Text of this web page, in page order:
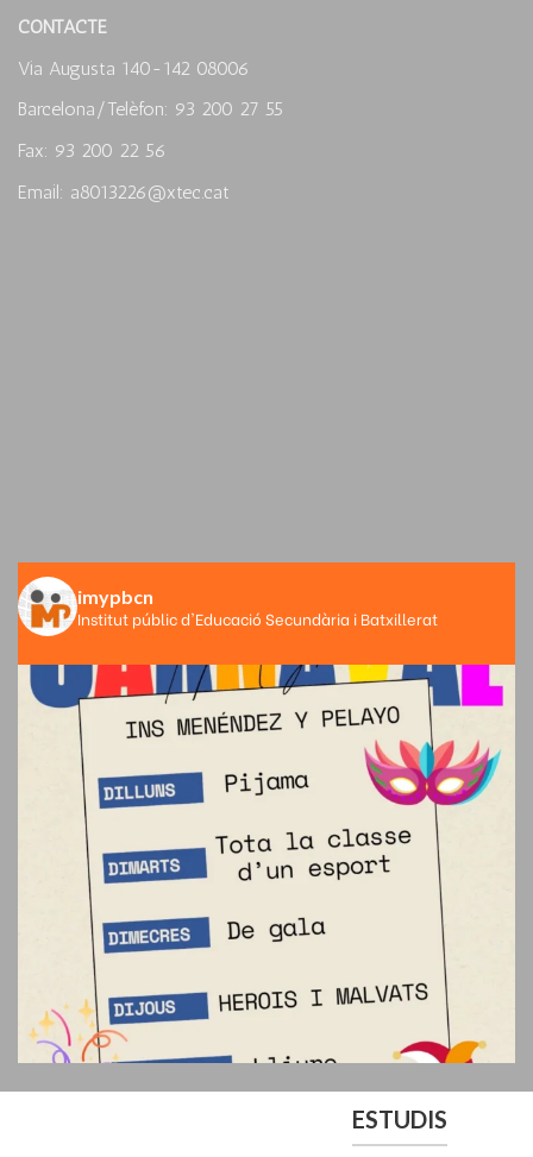
CONTACTE
Via Augusta 140-142 08006
Barcelona/Telèfon: 93 200 27 55
Fax: 93 200 22 56
Email: a8013226@xtec.cat
imypbcn
Institut públic d'Educació Secundària i Batxillerat
ESTUDIS